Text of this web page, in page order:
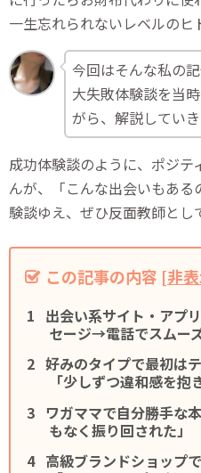
一生忘れられないレベルのヒ
今回はそんな私の
大失敗体験談を当
がら、解説していき
成功体験談のように、ポジ
んが、「こんな出会いもあ
験談ゆえ、ぜひ反面教師とし
この記事の内容 [非
出会い系サイト・アプ
セージ→電話でスムー
好みのタイプで最初は
「少しずつ違和感を抱
ワガママで自分勝手な
もなく振り回された」
高級ブランドショップ